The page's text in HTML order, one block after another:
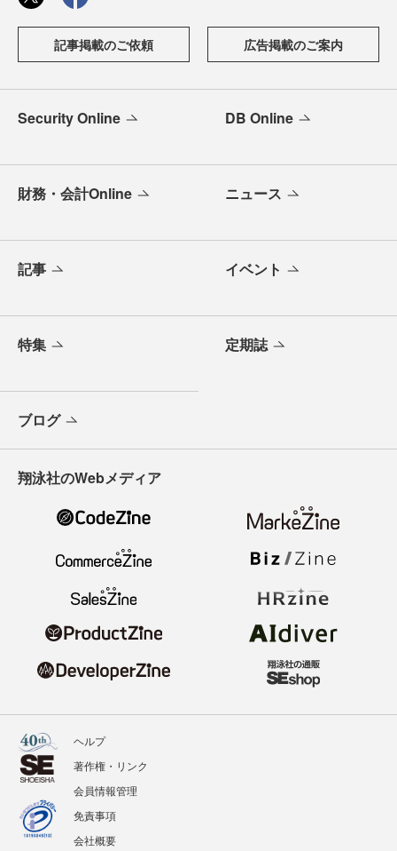
記事掲載のご依頼 広告掲載のご案内
Security Online DB Online
財務・会計Online ニュース
記事 イベント
特集 定期誌
ブログ
翔泳社のWebメディア
ヘルプ
著作権・リンク
会員情報管理
免責事項
会社概要